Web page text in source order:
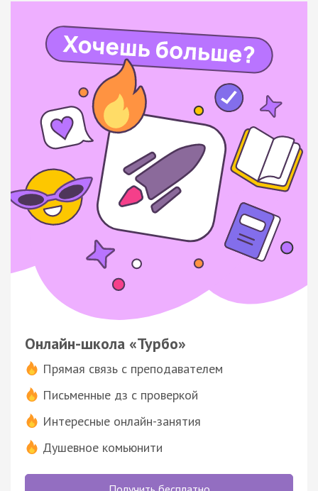
Онлайн-школа «Турбо»
Прямая связь с преподавателем
Письменные дз с проверкой
Интересные онлайн-занятия
Душевное комьюнити